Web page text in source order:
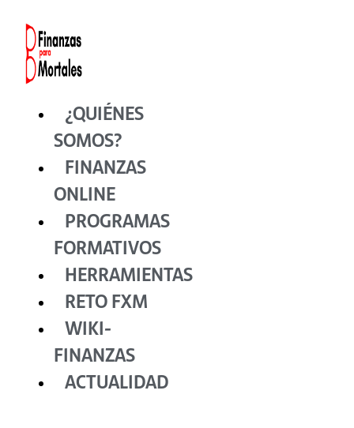
contenido
¿QUIÉNES
SOMOS?
FINANZAS
ONLINE
PROGRAMAS
FORMATIVOS
HERRAMIENTAS
RETO FXM
WIKI-
FINANZAS
ACTUALIDAD